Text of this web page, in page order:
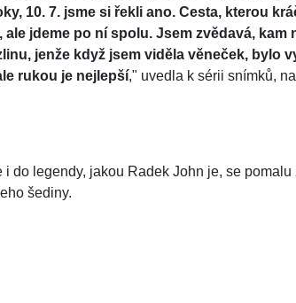
10. 7. jsme si řekli ano. Cesta, kterou
ale jdeme po ní spolu. Jsem zvědavá, kam
jenže když jsem viděla věneček, bylo
rukou je nejlepší," uvedla k sérii snímků,
i do legendy, jakou Radek John je, se
šediny.